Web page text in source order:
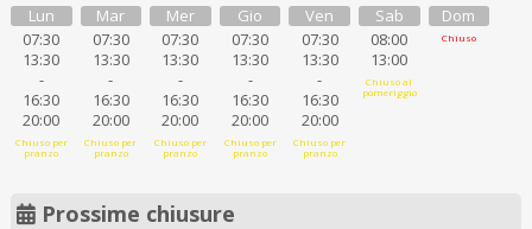
Lun
07:30
13:30
-
16:30
20:00
Chiuso per
pranzo
Mar
07:30
13:30
-
16:30
20:00
Chiuso per
pranzo
Mer
07:30
13:30
-
16:30
20:00
Chiuso per
pranzo
Gio
07:30
13:30
-
16:30
20:00
Chiuso per
pranzo
Ven
07:30
13:30
-
16:30
20:00
Chiuso per
pranzo
Sab
08:00
13:00
Chiuso al
pomeriggio
Dom
Chiuso
Prossime chiusure